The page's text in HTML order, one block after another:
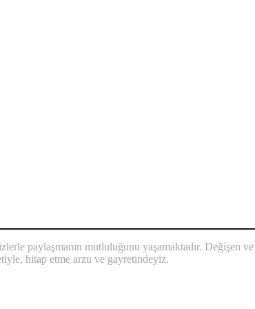
paylaşmanın mutluluğunu yaşamaktadır. Değişen
hitap etme arzu ve gayretindeyiz.